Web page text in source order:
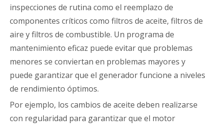
inspecciones de rutina como el reemplazo de
componentes críticos como filtros de aceite, filtros de
aire y filtros de combustible. Un programa de
mantenimiento eficaz puede evitar que problemas
menores se conviertan en problemas mayores y
puede garantizar que el generador funcione a niveles
de rendimiento óptimos.
Por ejemplo, los cambios de aceite deben realizarse
con regularidad para garantizar que el motor